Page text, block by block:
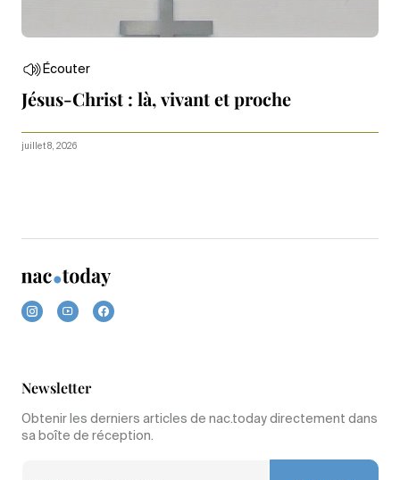
Écouter
Jésus-Christ : là, vivant et proche
juillet 8, 2026
Newsletter
Obtenir les derniers articles de nac.today directement dans
sa boîte de réception.